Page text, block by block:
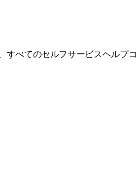
べてのセルフサービスヘルプ